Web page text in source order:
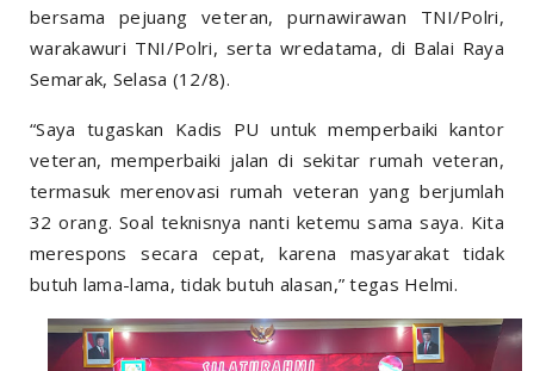
bersama pejuang veteran, purnawirawan TNI/Polri,
warakawuri TNI/Polri, serta wredatama, di Balai Raya
Semarak, Selasa (12/8).
“Saya tugaskan Kadis PU untuk memperbaiki kantor
veteran, memperbaiki jalan di sekitar rumah veteran,
termasuk merenovasi rumah veteran yang berjumlah
32 orang. Soal teknisnya nanti ketemu sama saya. Kita
merespons secara cepat, karena masyarakat tidak
butuh lama-lama, tidak butuh alasan,” tegas Helmi.